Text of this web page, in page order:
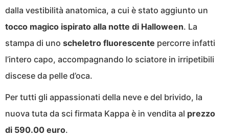
dalla vestibilità anatomica, a cui è stato aggiunto un
tocco magico ispirato alla notte di Halloween. La
stampa di uno scheletro fluorescente percorre infatti
l’intero capo, accompagnando lo sciatore in irripetibili
discese da pelle d’oca.
Per tutti gli appassionati della neve e del brivido, la
nuova tuta da sci firmata Kappa è in vendita al prezzo
di 590.00 euro.